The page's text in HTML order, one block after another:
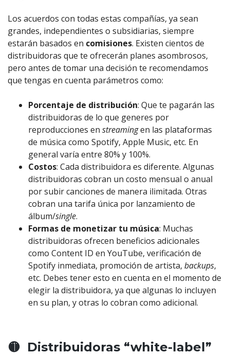
Los acuerdos con todas estas compañías, ya sean
grandes, independientes o subsidiarias, siempre
estarán basados en comisiones. Existen cientos de
distribuidoras que te ofrecerán planes asombrosos,
pero antes de tomar una decisión te recomendamos
que tengas en cuenta parámetros como:
Porcentaje de distribución: Que te pagarán las
distribuidoras de lo que generes por
reproducciones en streamingen las plataformas
de música como Spotify, Apple Music, etc. En
general varía entre 80% y 100%.
Costos: Cada distribuidora es diferente. Algunas
distribuidoras cobran un costo mensual o anual
por subir canciones de manera ilimitada. Otras
cobran una tarifa única por lanzamiento de
álbum/single.
Formas de monetizar tu música: Muchas
distribuidoras ofrecen beneficios adicionales
como Content ID en YouTube, verificación de
Spotify inmediata, promoción de artista, backups,
etc. Debes tener esto en cuenta en el momento de
elegir la distribuidora, ya que algunas lo incluyen
en su plan, y otras lo cobran como adicional.
🟡 Distribuidoras “white-label”